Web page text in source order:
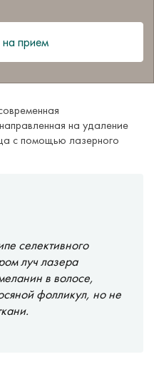
на прием
на удаление
с помощью лазерного
селективного
луч лазера
в волосе,
фолликул, но не